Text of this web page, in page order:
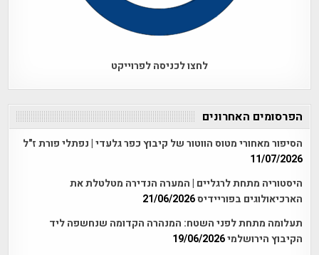
לחצו לכניסה לפרוייקט
הפרסומים האחרונים
הסיפור מאחורי מטוס הווטור של קיבוץ כפר גלעדי | נפתלי פורת ז"ל
11/07/2026
היסטוריה מתחת לרגליים | המערה הנדירה מטלטלת את
הארכיאולוגים בפוריידיס21/06/2026
תעלומה מתחת לפני השטח: המנהרה הקדומה שנחשפה ליד
הקיבוץ הירושלמי19/06/2026